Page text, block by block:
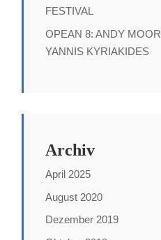
FESTIVAL
OPEAN 8: ANDY
YANNIS KYRIAKIDES
Archiv
April 2025
August 2020
Dezember 2019